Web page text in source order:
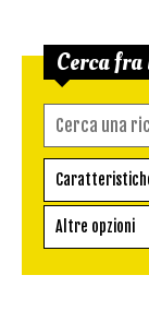
Cerca
Ricetta
Senza glutine
Altre opzioni